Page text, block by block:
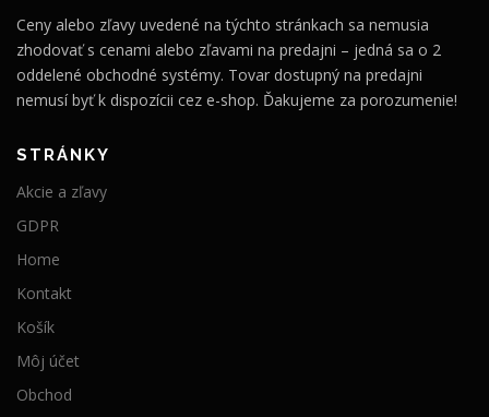
Ceny alebo zľavy uvedené na týchto stránkach sa nemusia
zhodovať s cenami alebo zľavami na predajni – jedná sa o 2
oddelené obchodné systémy. Tovar dostupný na predajni
nemusí byť k dispozícii cez e-shop. Ďakujeme za porozumenie!
STRÁNKY
Akcie a zľavy
GDPR
Home
Kontakt
Košík
Môj účet
Obchod